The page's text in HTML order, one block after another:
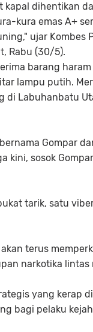
kapal dihentikan
kura emas A+
ujar Kombes
Rabu (30/5).
barang
lampu putih.
di Labuhanbatu
Gompar
kini, sosok
tarik, satu
terus
narkotika lintas
yang kerap
bagi pelaku